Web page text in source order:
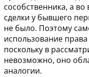
сособственника, а
сделки у бывшего
не было. Поэтому
использование
поскольку в
невозможно, оно
аналогии.